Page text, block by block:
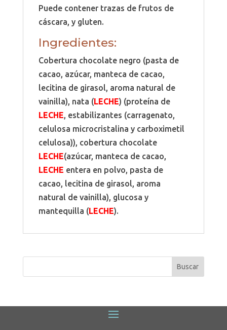
Puede contener trazas de frutos de
cáscara, y gluten.
Ingredientes:
Cobertura chocolate negro (pasta de
cacao, azúcar, manteca de cacao,
lecitina de girasol, aroma natural de
vainilla), nata (LECHE) (proteína de
LECHE, estabilizantes (carragenato,
celulosa microcristalina y carboximetil
celulosa)), cobertura chocolate
LECHE(azúcar, manteca de cacao,
LECHE entera en polvo, pasta de
cacao, lecitina de girasol, aroma
natural de vainilla), glucosa y
mantequilla (LECHE).